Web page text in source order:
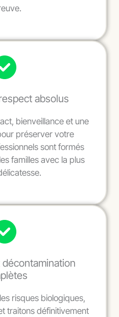
absolus
bienveillance et une
préserver votre
sont formés
familles avec la plus
risques biologiques,
traitons définitivement